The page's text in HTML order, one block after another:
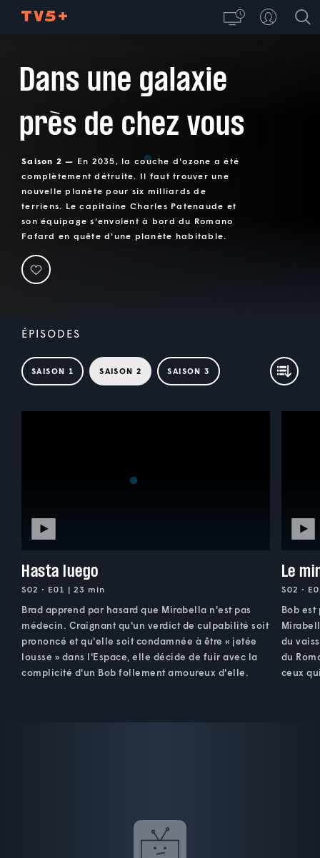
Dans une galaxie
près de chez vous
Saison 2 — En 2035, la couche d'ozone a été
complètement détruite. Il faut trouver une
nouvelle planète pour six milliards de
terriens. Le capitaine Charles Patenaude et
son équipage s'envolent à bord du Romano
Fafard en quête d'une planète habitable.
ÉPISODES
SAISON 1 SAISON 2 SAISON 3
Hasta luego
S02 • E01 | 23 min
Brad apprend par hasard que Mirabella n'est pas
médecin. Craignant qu'un verdict de culpabilité soit
prononcé et qu'elle soit condamnée à être « jetée
lousse » dans l'Espace, elle décide de fuir avec la
complicité d'un Bob follement amoureux d'elle.
Le
S02 •
Bob
du
du
ceux